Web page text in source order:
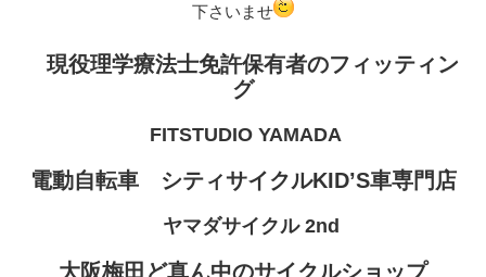
下さいませ
現役理学療法士免許保有者のフィッティン
グ
FITSTUDIO YAMADA
電動自転車 シティサイクルKID’S車専門店
ヤマダサイクル 2nd
大阪梅田ど真ん中のサイクルショップ